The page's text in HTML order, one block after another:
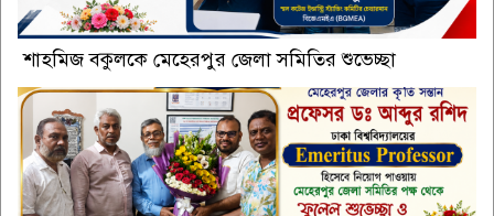
শাহমিজ বকুলকে মেহেরপুর জেলা সমিতির শুভেচ্ছা